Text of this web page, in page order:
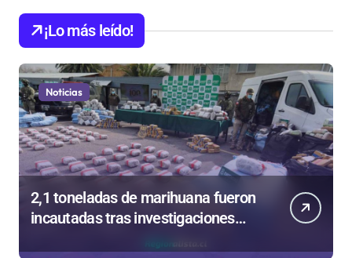
¡Lo más leído!
Noticias
2,1 toneladas de marihuana fueron
incautadas tras investigaciones